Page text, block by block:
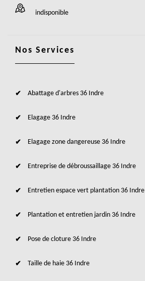
indisponible
Nos Services
Abattage d'arbres 36 Indre
Elagage 36 Indre
Elagage zone dangereuse 36 Indre
Entreprise de débroussaillage 36 Indre
Entretien espace vert plantation 36 Indre
Plantation et entretien jardin 36 Indre
Pose de cloture 36 Indre
Taille de haie 36 Indre